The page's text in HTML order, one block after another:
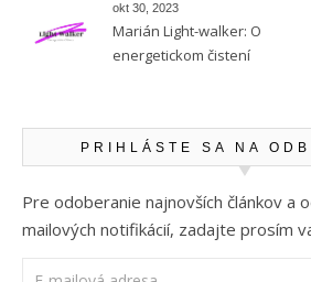
okt 30, 2023
Marián Light-walker: O
energetickom čistení
PRIHLÁSTE SA NA
Pre odoberanie najnovších článkov a
mailových notifikácií, zadajte prosím
E-mailová adresa